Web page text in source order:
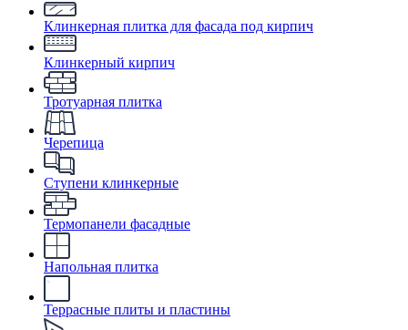
Клинкерная плитка для фасада под кирпич
Клинкерный кирпич
Тротуарная плитка
Черепица
Ступени клинкерные
Термопанели фасадные
Напольная плитка
Террасные плиты и пластины